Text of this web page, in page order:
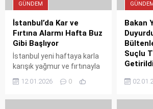
GÜNDEM
İstanbul’da Kar ve
Fırtına Alarmı Hafta Buz
Gibi Başlıyor
İstanbul yeni haftaya karla
karışık yağmur ve fırtınayla
başlıyor. MGM ve Valilikten
peş peşe uyarılar geldi. Salı
12.01.2026 0
GÜNDEM
Bakan
Suçlu
İçişleri
kırmızı